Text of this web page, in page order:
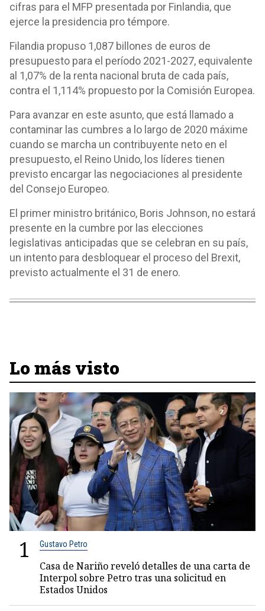
cifras para el MFP presentada por Finlandia, que
ejerce la presidencia pro témpore.
Filandia propuso 1,087 billones de euros de
presupuesto para el período 2021-2027, equivalente
al 1,07% de la renta nacional bruta de cada país,
contra el 1,114% propuesto por la Comisión Europea.
Para avanzar en este asunto, que está llamado a
contaminar las cumbres a lo largo de 2020 máxime
cuando se marcha un contribuyente neto en el
presupuesto, el Reino Unido, los líderes tienen
previsto encargar las negociaciones al presidente
del Consejo Europeo.
El primer ministro británico, Boris Johnson, no estará
presente en la cumbre por las elecciones
legislativas anticipadas que se celebran en su país,
un intento para desbloquear el proceso del Brexit,
previsto actualmente el 31 de enero.
Lo más visto
1 Gustavo Petro
Casa de Nariño reveló detalles de una carta de
Interpol sobre Petro tras una solicitud en
Estados Unidos